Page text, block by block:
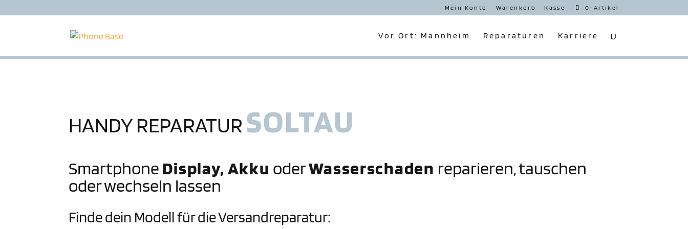
Mein Konto Waren­korb Kasse 0-Artikel
Vor Ort: Mannheim Repa­ra­turen Karriere
HANDY REPARATUR SOLTAU
SmartphoneDisplay, Akku oderWasserschaden reparieren, tauschen
oder wechseln lassen
Finde dein Modell für die Versandreparatur: